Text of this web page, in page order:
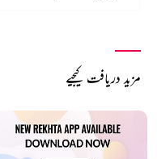
مزید دریافت کیجیے